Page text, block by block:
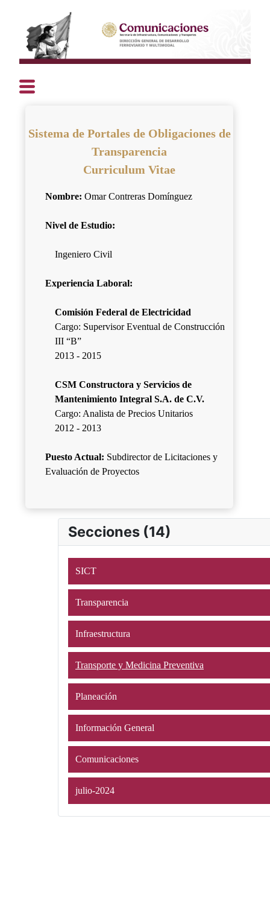
Sistema de Portales de Obligaciones de
Transparencia
Curriculum Vitae
Nombre: Omar Contreras Domínguez
Nivel de Estudio:
Ingeniero Civil
Experiencia Laboral:
Comisión Federal de Electricidad
Cargo: Supervisor Eventual de Construcción
III “B”
2013 - 2015
CSM Constructora y Servicios de
Mantenimiento Integral S.A. de C.V.
Cargo: Analista de Precios Unitarios
2012 - 2013
Puesto Actual: Subdirector de Licitaciones y
Evaluación de Proyectos
Secciones (14)
SICT
Transparencia
Infraestructura
Transporte y Medicina Preventiva
Planeación
Información General
Comunicaciones
julio-2024